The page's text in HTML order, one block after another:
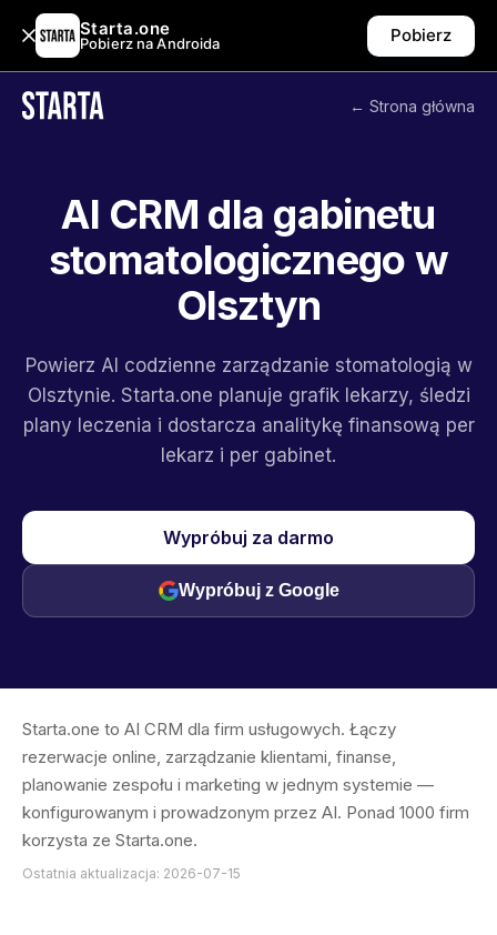
Starta.one
Pobierz na Androida Pobierz
← Strona główna
AI CRM dla gabinetu
stomatologicznego w
Olsztyn
Powierz AI codzienne zarządzanie stomatologią w
Olsztynie. Starta.one planuje grafik lekarzy, śledzi
plany leczenia i dostarcza analitykę finansową per
lekarz i per gabinet.
Wypróbuj za darmo
Wypróbuj z Google
Starta.one to AI CRM dla firm usługowych. Łączy
rezerwacje online, zarządzanie klientami, finanse,
planowanie zespołu i marketing w jednym systemie —
konfigurowanym i prowadzonym przez AI. Ponad 1000 firm
korzysta ze Starta.one.
Ostatnia aktualizacja: 2026-07-15